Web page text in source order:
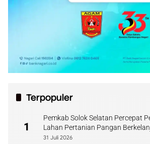
Terpopuler
1
Pemkab Solok Selatan Percepat
Lahan Pertanian Pangan
31 Juli 2026